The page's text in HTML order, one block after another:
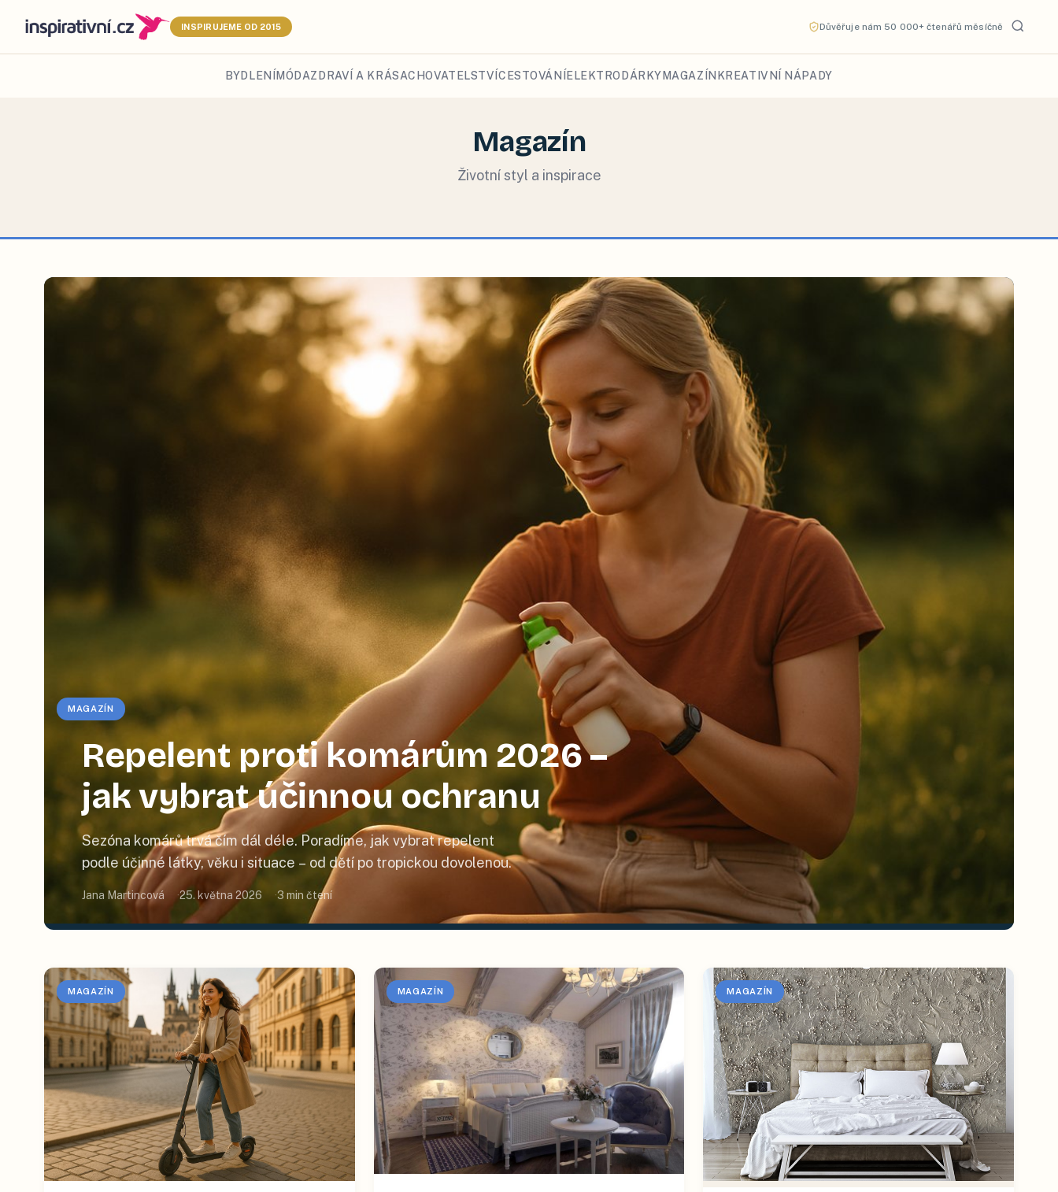
INSPIRUJEME OD 2015 Důvěřuje nám 50 000+ čtenářů měsíčně
BYDLENÍ MÓDAZDRAVÍ A KRÁSACHOVATELSTVÍCESTOVÁNÍ ELEKTRO DÁRKY MAGAZÍN KREATIVNÍ NÁPADY
Magazín
Životní styl a inspirace
MAGAZÍN
Repelent proti komárům 2026 –
jak vybrat účinnou ochranu
Sezóna komárů trvá čím dál déle. Poradíme, jak vybrat repelent
podle účinné látky, věku i situace – od dětí po tropickou dovolenou.
Jana Martincová 25. května 2026 3 min čtení
MAGAZÍN MAGAZÍN MAGAZÍN